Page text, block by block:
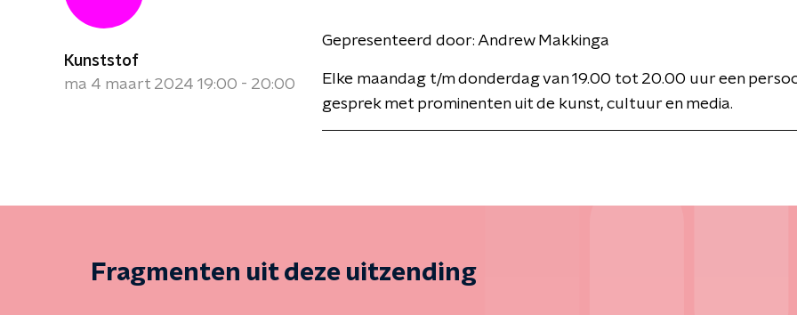
Kunststof
ma 4 maart 2024 19:00 - 20:00
Gepresenteerd door: Andrew Makkinga
Elke maandag t/m donderdag van 19.00 tot 20.00 uur een
gesprek met prominenten uit de kunst, cultuur en media.
Fragmenten uit deze uitzending